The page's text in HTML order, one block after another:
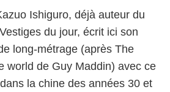
Ishiguro, déjà auteur du
du jour, écrit ici son
long-métrage (après The
world de Guy Maddin) avec ce
la chine des années 30 et